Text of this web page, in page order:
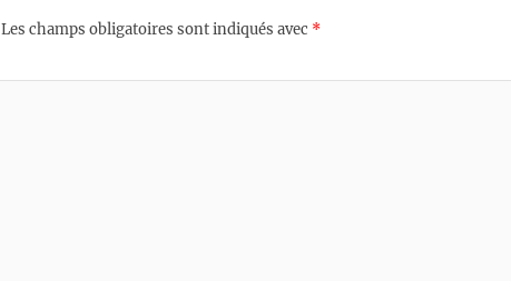
Les champs obligatoires sont indiqués avec *